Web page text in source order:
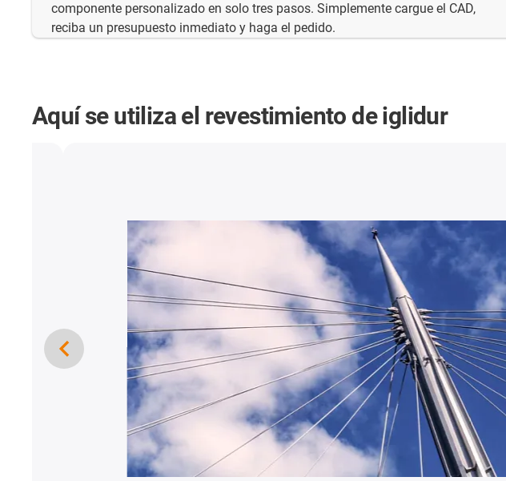
componente personalizado en solo tres pasos. Simplemente cargue el CAD,
reciba un presupuesto inmediato y haga el pedido.
Aquí se utiliza el revestimiento de iglidur